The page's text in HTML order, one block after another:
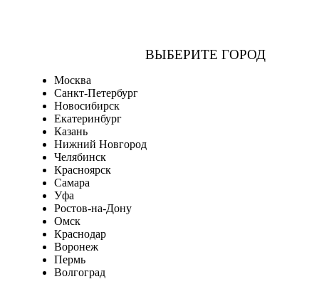
ВЫБЕРИТЕ ГОРОД
Москва
Санкт-Петербург
Новосибирск
Екатеринбург
Казань
Нижний Новгород
Челябинск
Красноярск
Самара
Уфа
Ростов-на-Дону
Омск
Краснодар
Воронеж
Пермь
Волгоград